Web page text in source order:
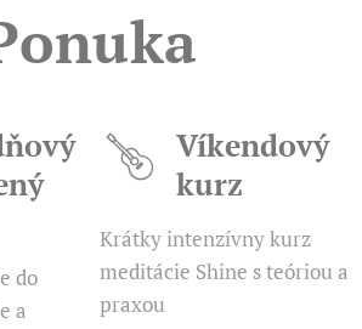
do
a
Víkendový
kurz
Krátky intenzívny kurz
meditácie Shine s teóriou a
praxou